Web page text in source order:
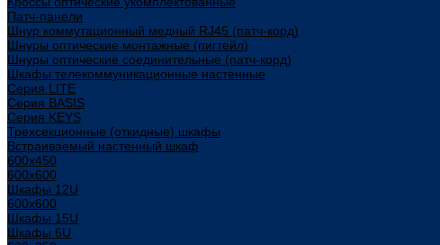
Патч-панели
Шнур коммутационный медный RJ45 (патч-корд)
Шнуры оптические монтажные (пигтейл)
Шнуры оптические соединительные (патч-корд)
Шкафы телекоммуникационные настенные
Cерия LITE
Cерия BASIS
Cерия KEYS
Трехсекционные (откидные) шкафы
Встраиваемый настенный шкаф
600x450
600x600
Шкафы 12U
600x600
Шкафы 15U
Шкафы 6U